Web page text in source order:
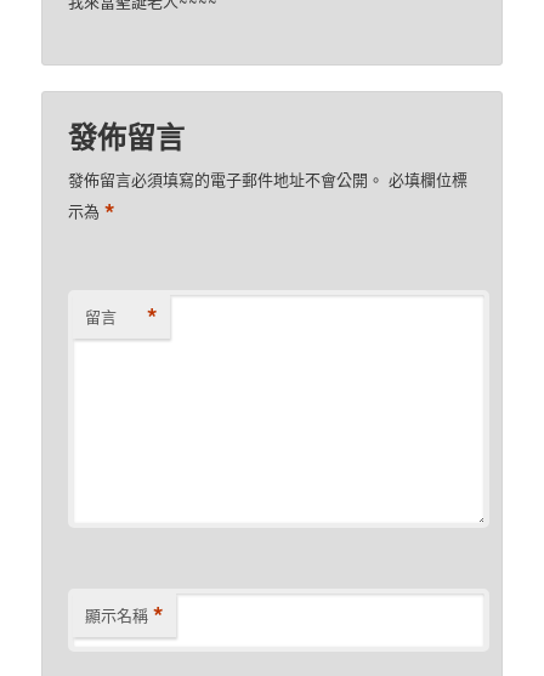
發佈留言
發佈留言必須填寫的電子郵件地址不會公開。 必填欄位標
示為*
留言 *
顯示名稱 *